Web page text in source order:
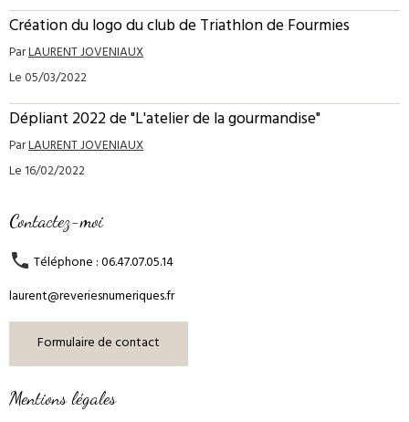
Création du logo du club de Triathlon de Fourmies
ParLAURENT JOVENIAUX
Le 05/03/2022
Dépliant 2022 de "L'atelier de la gourmandise"
ParLAURENT JOVENIAUX
Le 16/02/2022
Contactez-moi
Téléphone : 06.47.07.05.14
laurent@reveriesnumeriques.fr
Formulaire de contact
Mentions légales